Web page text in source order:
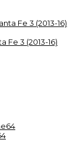
Fe 3 (2013-16)